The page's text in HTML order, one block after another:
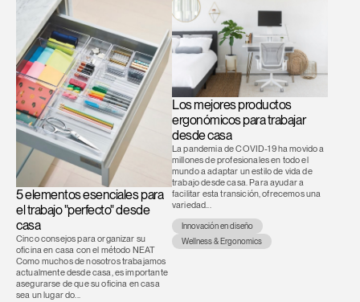
5 elementos esenciales para
el trabajo "perfecto" desde
casa
Cinco consejos para organizar su
oficina en casa con el método NEAT
Como muchos de nosotros trabajamos
actualmente desde casa, es importante
asegurarse de que su oficina en casa
sea un lugar do...
Los mejores productos
ergonómicos para trabajar
desde casa
La pandemia de COVID-19 ha movido a
millones de profesionales en todo el
mundo a adaptar un estilo de vida de
trabajo desde casa. Para ayudar a
facilitar esta transición, ofrecemos una
variedad...
Innovación en diseño
Wellness & Ergonomics